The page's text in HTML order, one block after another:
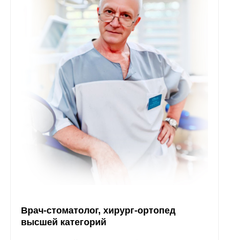
Врач-стоматолог, хирург-ортопед
высшей категорий